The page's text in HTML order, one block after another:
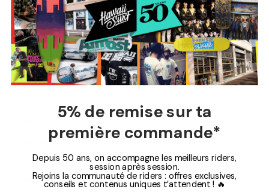
estivales.
Caractéristiques techniques :
Core PE 2.3 LB
Stringer x1
Deck Pro Cell
Rails 50/50
Tail Crescent
Channels, Nose bulbs
5% de remise sur ta
première commande*
Depuis 50 ans, on accompagne les meilleurs riders,
session après session.
Rejoins la communauté de riders : offres exclusives,
conseils et contenus uniques t’attendent ! 🔥